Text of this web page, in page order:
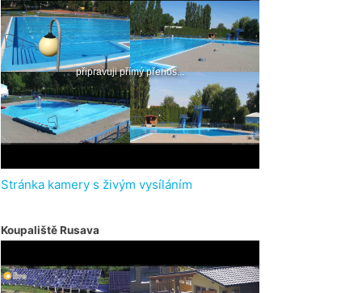
Stránka kamery s živým vysíláním
Koupaliště Rusava